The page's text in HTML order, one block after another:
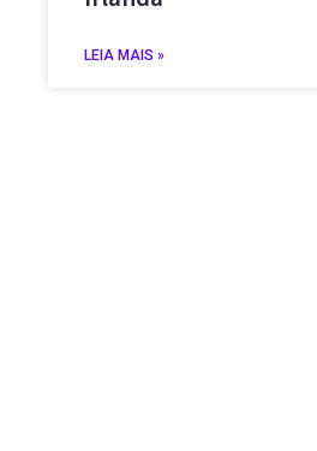
LEIA MAIS »